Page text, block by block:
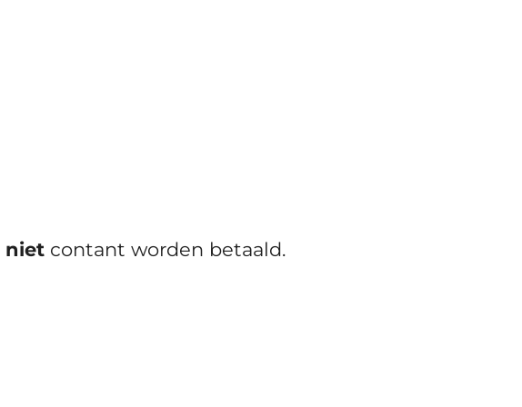
niet contant worden betaald.